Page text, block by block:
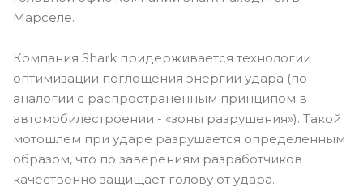
Марселе.
Компания Shark придерживается технологии
оптимизации поглощения энергии удара (по
аналогии с распространенным принципом в
автомобилестроении - «зоны разрушения»). Такой
мотошлем при ударе разрушается определенным
образом, что по заверениям разработчиков
качественно защищает голову от удара.